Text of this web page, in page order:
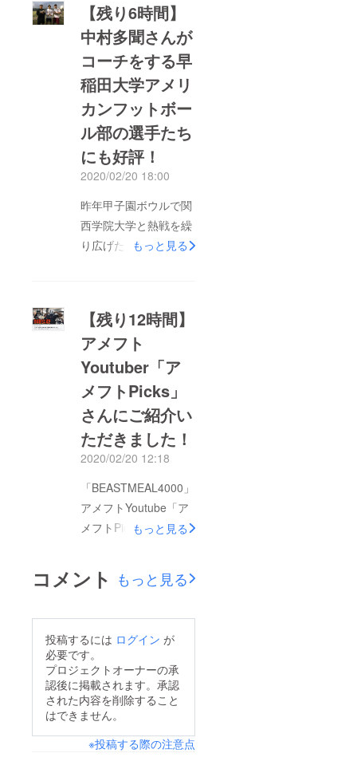
袋：96,000円で販売予
定です！！！現在のご
支援へのリターンがこ
のクラウドファンディ
ンだけの大特価となっ
ております！！是非こ
の機会にご支援をよろ
しくお願い致しま
す！！残り3時間で
【残り6時間】
中村多聞さんが
コーチをする早
稲田大学アメリ
カンフットボー
ル部の選手たち
にも好評！
2020/02/20 18:00
昨年甲子園ボウルで関
西学院大学と熱戦を繰
り広げた早稲田大学ア
ります。非常に飲みや
すいと喜んでいただけ
ているようです。NFL
ヨーロッパでも活躍
し、現在早稲田大学ア
メリカンフットボール
部のコーチを務める、
「中村多聞」さんのコ
ラムでもそのことにつ
いて触れて頂きまし
た。※中村多聞さん
ります。是非こちらも
ム】オフ中は「体作
り」を中心に コーチ
は時代に合った指導法
を学べ
https://www.47news.jp
/4539485.html残り6時
間となりました。まだ
もっと見る
【残り12時間】
アメフト
Youtuber「ア
メフトPicks」
さんにご紹介い
ただきました！
2020/02/20 12:18
「BEASTMEAL4000」
アメフトYoutube「ア
メフトPicks」にてご
本日が最終日。残り12
時間となりましたが、
お願い致します。
もっと見る
コメント もっと見る
投稿するには ログイン が
必要です。
プロジェクトオーナーの承
認後に掲載されます。承認
された内容を削除すること
はできません。
※投稿する際の注意点